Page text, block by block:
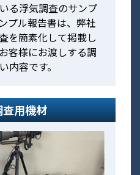
る浮気調査のサンプ
プル報告書は、弊社
を簡素化して掲載し
客様にお渡しする調
内容です。
用機材